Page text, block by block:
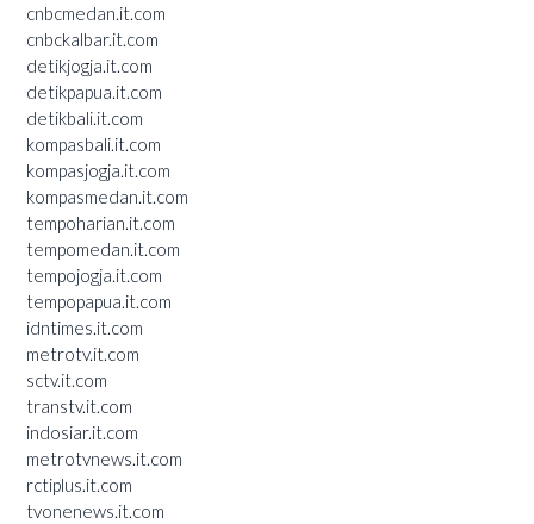
cnbcmedan.it.com
cnbckalbar.it.com
detikjogja.it.com
detikpapua.it.com
detikbali.it.com
kompasbali.it.com
kompasjogja.it.com
kompasmedan.it.com
tempoharian.it.com
tempomedan.it.com
tempojogja.it.com
tempopapua.it.com
idntimes.it.com
metrotv.it.com
sctv.it.com
transtv.it.com
indosiar.it.com
metrotvnews.it.com
rctiplus.it.com
tvonenews.it.com